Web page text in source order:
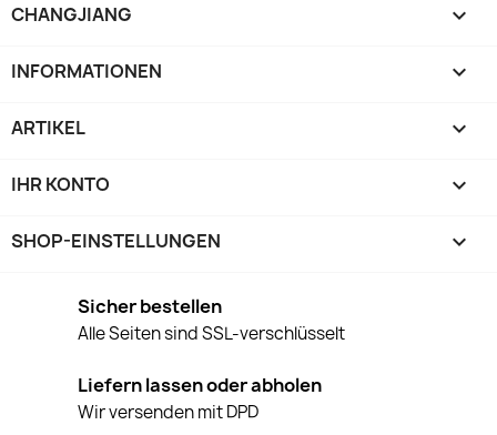
CHANGJIANG 
INFORMATIONEN 
ARTIKEL 
IHR KONTO 
SHOP-EINSTELLUNGEN keyboard_arrow_down
Sicher bestellen
Alle Seiten sind SSL-verschlüsselt
Liefern lassen oder abholen
Wir versenden mit DPD